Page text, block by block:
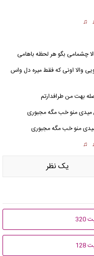
♫
چشمامی بگو هر لحظه باهامی
والا اونی که فقط میره دل واس
بهت من طرافدارتم
میدی منو خب مگه مجبوری
میدی منو خب مگه مجبوری
♫
يک نظر